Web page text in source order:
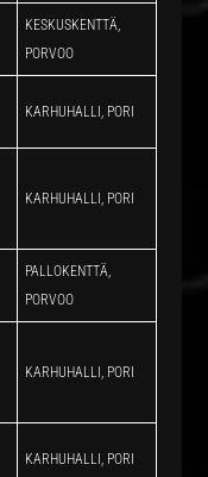
KESKUSKENTTÄ,
PORVOO
KARHUHALLI, PORI
KARHUHALLI, PORI
PALLOKENTTÄ,
PORVOO
KARHUHALLI, PORI
KARHUHALLI, PORI